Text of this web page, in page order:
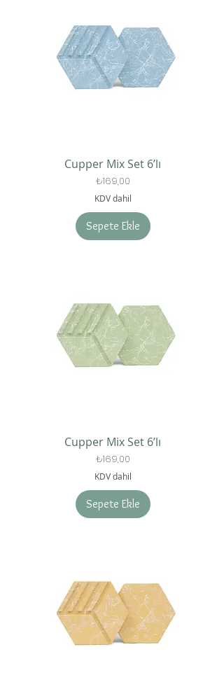
Cupper Mix Set 6’lı
Fiyat
₺169,00
KDV dahil
Sepete Ekle
Cupper Mix Set 6’lı
Fiyat
₺169,00
KDV dahil
Sepete Ekle